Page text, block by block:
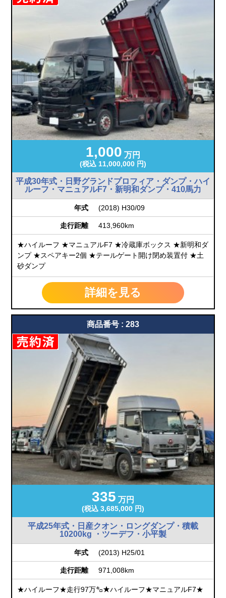
1,000 万円
(税込 11,000,000 円)
平成30年式・日野グランドプロフィア・ダンプ・ハイ
ルーフ・マニュアルF7・新明和ダンプ・410馬力
年式 (2018) H30/09
走行距離 413,960km
★ハイルーフ ★マニュアルF7 ★冷蔵庫ボックス ★新明和ダ
ンプ ★スペアキー2個 ★テールゲート開け閉め装置付 ★土
砂ダンプ
詳細を見る
商品番号 : 283
335 万円
(税込 3,685,000 円)
平成25年式・日産クオン・ロングダンプ・積載
10200kg ・ツーデフ・小平製
年式 (2013) H25/01
走行距離 971,008km
★ハイルーフ★走行97万㌔★ハイルーフ★マニュアルF7★